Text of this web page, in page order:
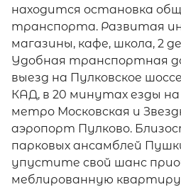
находится остановка
транспорта. Развитая
магазины, кафе, школа, 2
Удобная транспортная
выезд на Пулковское
КАД, в 20 минутах езды
метро Московская и
аэропорт Пулково.
парковых ансамблей
упустите свой шанс
меблированную